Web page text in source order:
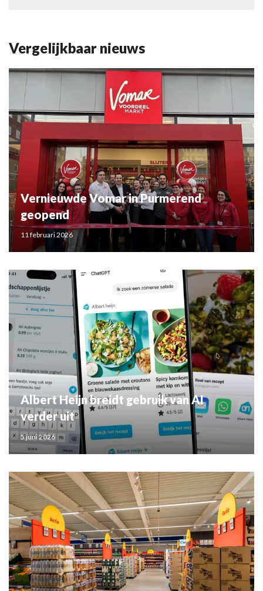
Vergelijkbaar nieuws
Vernieuwde Vomar in Purmerend
geopend
11 februari 2026
Albert Heijn breidt gebruik van AI
verder uit
5 juni 2026